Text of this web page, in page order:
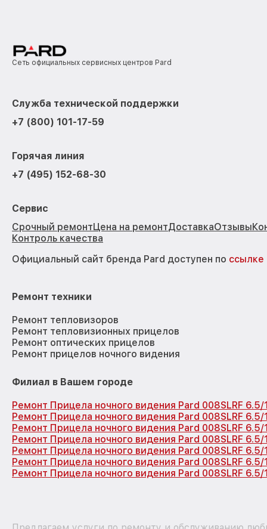
Сеть официальных сервисных центров Pard
Служба технической поддержки
+7 (800) 101-17-59
Горячая линия
+7 (495) 152-68-30
Сервис
Срочный ремонтЦена на ремонтДоставкаОтзывы
Контроль качества
Официальный сайт бренда Pard доступен по ссылке
Ремонт техники
Ремонт тепловизоров
Ремонт тепловизионных прицелов
Ремонт оптических прицелов
Ремонт прицелов ночного видения
Филиал в Вашем городе
Ремонт Прицела ночного видения Pard 008SLRF
Ремонт Прицела ночного видения Pard 008SLRF
Ремонт Прицела ночного видения Pard 008SLRF
Ремонт Прицела ночного видения Pard 008SLRF
Ремонт Прицела ночного видения Pard 008SLRF
Ремонт Прицела ночного видения Pard 008SLRF
Ремонт Прицела ночного видения Pard 008SLRF 6.5/